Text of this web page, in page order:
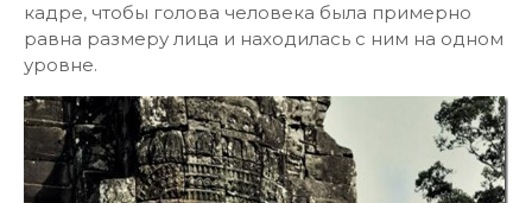
кадре, чтобы голова человека была примерно
равна размеру лица и находилась с ним на одном
уровне.